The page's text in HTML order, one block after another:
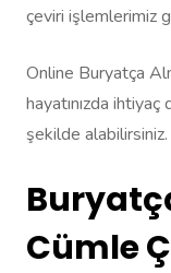
çeviri işlemlerimiz
Online Buryatça
hayatınızda
şekilde alabilirsiniz.
Cümle